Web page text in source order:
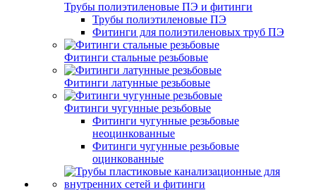
Трубы полиэтиленовые ПЭ и фитинги
Трубы полиэтиленовые ПЭ
Фитинги для полиэтиленовых труб ПЭ
Фитинги стальные резьбовые
Фитинги латунные резьбовые
Фитинги чугунные резьбовые
Фитинги чугунные резьбовые
неоцинкованные
Фитинги чугунные резьбовые
оцинкованные